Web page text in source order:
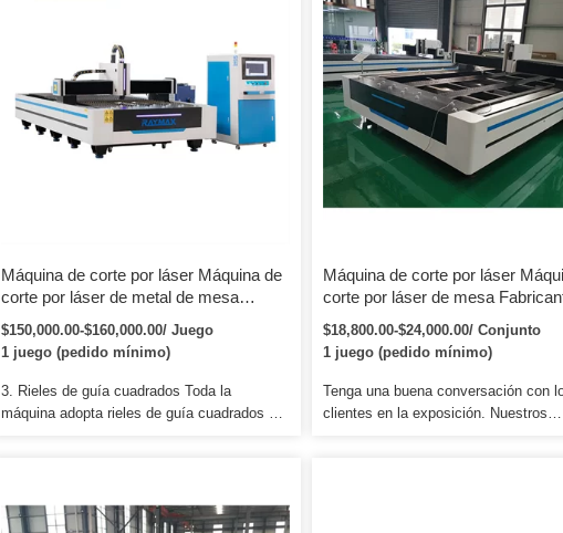
tecnología que integra corte por láser,
maquinaria de precisión, tecnología CNC,
etc. Utilizado principalmente para cortar […]
750W, 800W, 1000W, 1500W, 2000W,
3000W, 4000W, 6000w, 10000w,
etc. 3. […]
Máquina de corte por láser Máquina de
corte por láser de metal de mesa
Nanjing Speedy Laser 3000W 4000W
Máquina de corte por láser de fibra de
metal con mesa de corte de
intercambio 4000*2000mm
$150,000.00-$160,000.00/ Juego
1 juego (pedido mínimo)
3. Rieles de guía cuadrados Toda la
máquina adopta rieles de guía cuadrados de
reemplazo. Tiempo de entrega: Indíquenos
su ciudad y le ayudaremos a verificar el
Máquina de corte por láser
corte por láser de mesa
ACCURL de metal Venta directa
Máquina de corte por láser de
con mesa de intercambio
$18,800.00-$24,000.00/ Conjunto
1 juego (pedido mínimo)
Tenga una buena conversación con
clientes en la exposición. Nuestros